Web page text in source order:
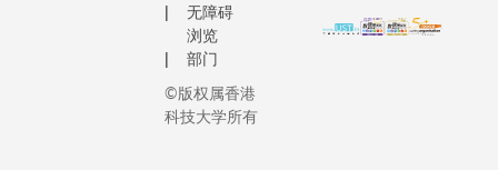
无障碍
浏览
部门
©版权属香港
科技大学所有